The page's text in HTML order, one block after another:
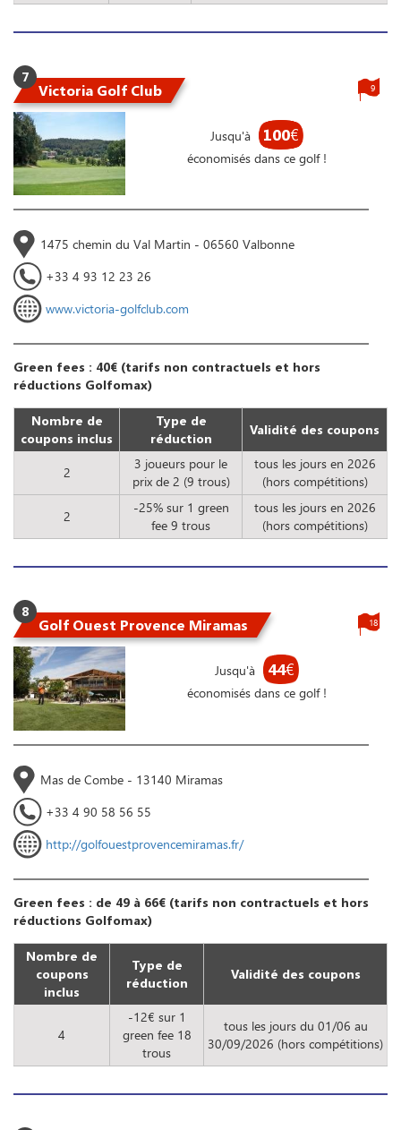
7
Victoria Golf Club
Jusqu'à 100€
économisés dans ce golf !
9
1475 chemin du Val Martin - 06560 Valbonne
+33 4 93 12 23 26
www.victoria-golfclub.com
Green fees : 40€ (tarifs non contractuels et hors
réductions Golfomax)
Nombre de
coupons inclus
Type de
réduction
Validité des coupons
2
3 joueurs pour le
prix de 2 (9 trous)
tous les jours en 2026
(hors compétitions)
2
-25% sur 1 green
fee 9 trous
tous les jours en 2026
(hors compétitions)
8
Golf Ouest Provence Miramas
Jusqu'à 44€
économisés dans ce golf !
18
Mas de Combe - 13140 Miramas
+33 4 90 58 56 55
http://golfouestprovencemiramas.fr/
Green fees : de 49 à 66€ (tarifs non contractuels et hors
réductions Golfomax)
Nombre de
coupons
inclus
Type de
réduction
Validité des coupons
4
-12€ sur 1
green fee 18
trous
tous les jours du 01/06 au
30/09/2026 (hors compétitions)